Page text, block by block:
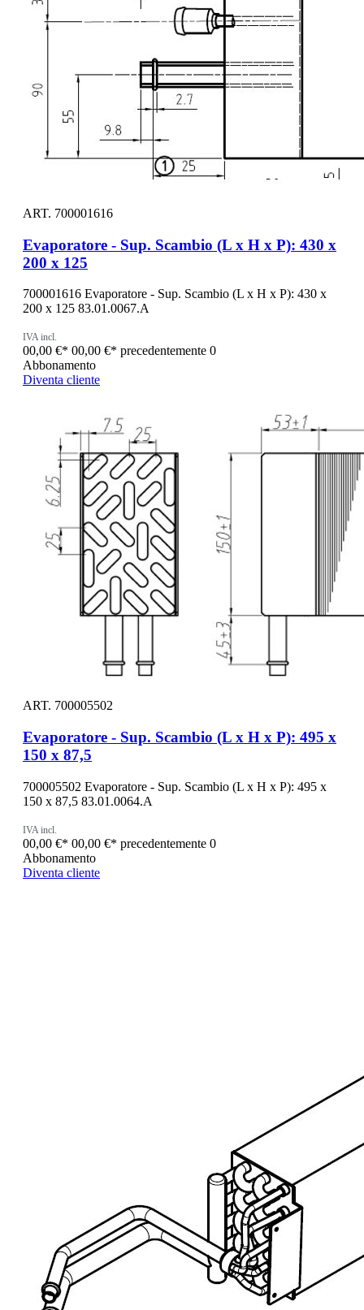
ART. 700001616
Evaporatore - Sup. Scambio (L x H x P): 430 x
200 x 125
700001616 Evaporatore - Sup. Scambio (L x H x P): 430 x
200 x 125 83.01.0067.A
IVA incl.
00,00 €* 00,00 €* precedentemente 0
Abbonamento
Diventa cliente
ART. 700005502
Evaporatore - Sup. Scambio (L x H x P): 495 x
150 x 87,5
700005502 Evaporatore - Sup. Scambio (L x H x P): 495 x
150 x 87,5 83.01.0064.A
IVA incl.
00,00 €* 00,00 €* precedentemente 0
Abbonamento
Diventa cliente